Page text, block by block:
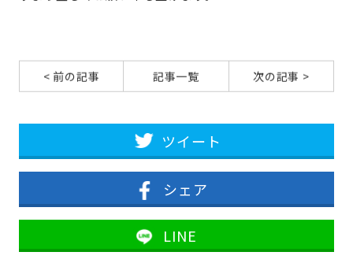
< 前の記事 記事一覧 次の記事 >
ツイート
シェア
LINE